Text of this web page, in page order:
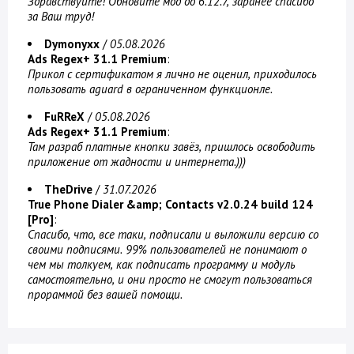
за Ваш труд!
Dymonyxx /05.08.2026
Ads Regex+ 31.1 Premium:
Прикол с сертификатом я лично не оценил, приходилось
пользовать aguard в ограниченном функционле.
FuRReX /05.08.2026
Ads Regex+ 31.1 Premium:
Там разраб платные кнопки завёз, пришлось освободить
приложение от жадности и интернета.)))
TheDrive /31.07.2026
True Phone Dialer &amp; Contacts v2.0.24 build 124
[Pro]:
Спасибо, что, все таки, подписали и выложили версию со
своими подписями. 99% пользователей не понимают о
чем мы толкуем, как подписать программу и модуль
самостоятельно, и они просто не смогут пользоваться
прораммой без вашей помощи.